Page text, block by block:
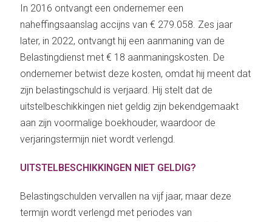
In 2016 ontvangt een ondernemer een
naheffingsaanslag accijns van € 279.058. Zes jaar
later, in 2022, ontvangt hij een aanmaning van de
Belastingdienst met € 18 aanmaningskosten. De
ondernemer betwist deze kosten, omdat hij meent dat
zijn belastingschuld is verjaard. Hij stelt dat de
uitstelbeschikkingen niet geldig zijn bekendgemaakt
aan zijn voormalige boekhouder, waardoor de
verjaringstermijn niet wordt verlengd.
UITSTELBESCHIKKINGEN NIET GELDIG?
Belastingschulden vervallen na vijf jaar, maar deze
termijn wordt verlengd met periodes van